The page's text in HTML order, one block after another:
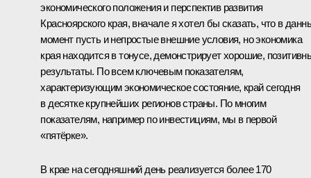
экономического положения и перспектив развития
Красноярского края, вначале я хотел бы сказать, что в
момент пусть и непростые внешние условия, но экономика
края находится в тонусе, демонстрирует хорошие,
результаты. По всем ключевым показателям,
характеризующим экономическое состояние, край сегодня
в десятке крупнейших регионов страны. По многим
показателям, например по инвестициям, мы в первой
«пятёрке».
В крае на сегодняшний день реализуется более 170